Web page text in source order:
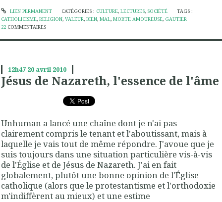
LIEN PERMANENT CATÉGORIES : CULTURE, LECTURES, SOCIÉTÉ
TAGS :
CATHOLICISME RELIGION VALEUR BIEN MAL MORTE AMOUREUSE GAUTIER
22 COMMENTAIRES
12h47 20 avril 2010
Jésus de Nazareth, l'essence de l'âme
Unhuman a lancé une chaîne dont je n'ai pas
clairement compris le tenant et l'aboutissant, mais à
laquelle je vais tout de même répondre. J'avoue que je
suis toujours dans une situation particulière vis-à-vis
de l'Église et de Jésus de Nazareth. J'ai en fait
globalement, plutôt une bonne opinion de l'Église
catholique (alors que le protestantisme et l'orthodoxie
m'indiffèrent au mieux) et une estime